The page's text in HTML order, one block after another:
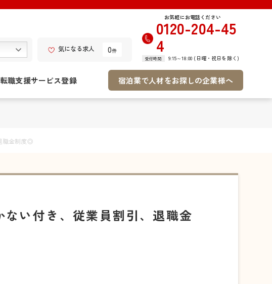
気になる求人 0件
お気軽にお電話ください
0120-204-45
4
受付時間 9:15～18:00 (日曜・祝日を除く)
転職支援サービス登録 宿泊業で人材をお探しの企業様へ
職金制度◎
い付き、従業員割引、退職金